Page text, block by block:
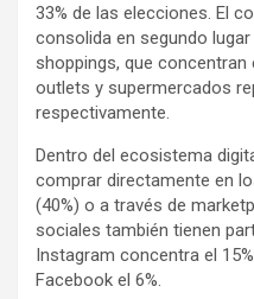
33% de las elecciones. El
consolida en segundo
shoppings, que concentran
outlets y supermercados
respectivamente.
Dentro del ecosistema
comprar directamente en
(40%) o a través de
sociales también tienen
Instagram concentra el
Facebook el 6%.